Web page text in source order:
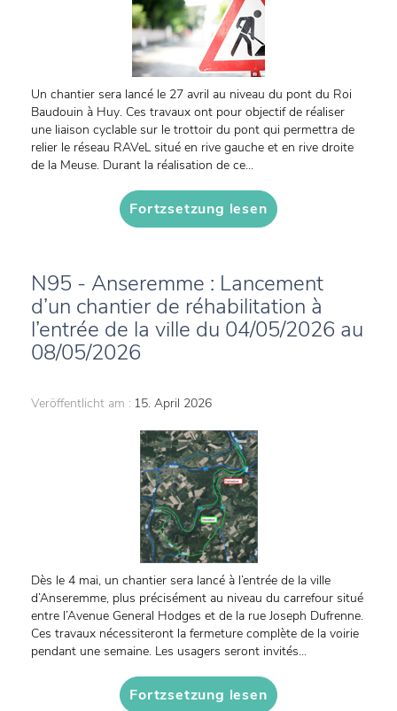
Un chantier sera lancé le 27 avril au niveau du pont du Roi
Baudouin à Huy. Ces travaux ont pour objectif de réaliser
une liaison cyclable sur le trottoir du pont qui permettra de
relier le réseau RAVeL situé en rive gauche et en rive droite
de la Meuse. Durant la réalisation de ce...
Fortzsetzung lesen
N95 - Anseremme : Lancement
d’un chantier de réhabilitation à
l’entrée de la ville du 04/05/2026 au
08/05/2026
Veröffentlicht am : 15. April 2026
Dès le 4 mai, un chantier sera lancé à l’entrée de la ville
d’Anseremme, plus précisément au niveau du carrefour situé
entre l’Avenue General Hodges et de la rue Joseph Dufrenne.
Ces travaux nécessiteront la fermeture complète de la voirie
pendant une semaine. Les usagers seront invités...
Fortzsetzung lesen